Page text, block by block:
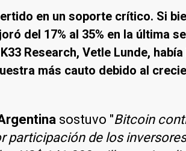
en un soporte crítico. Si
del 17% al 35% en la última
Research, Vetle Lunde,
más cauto debido al
sostuvo "Bitcoin
de los